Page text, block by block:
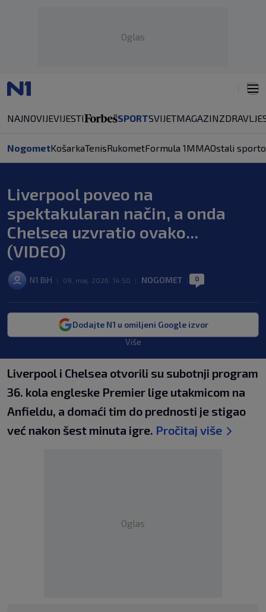
Oglas
NAJNOVIJEVIJESTI SPORTSVIJETMAGAZINZDRAVLJE
NogometKošarkaTenisRukometFormula 1MMAOstali
Liverpool poveo na
spektakularan način, a onda
Chelsea uzvratio ovako...
(VIDEO)
N1 BiH 09. maj. 2026. 14:50 NOGOMET 0
Dodajte N1 u omiljeni Google izvor
Više
Liverpool i Chelsea otvorili su subotnji program
36. kola engleske Premier lige utakmicom na
Anfieldu, a domaći tim do prednosti je stigao
već nakon šest minuta igre. Pročitaj više
Oglas